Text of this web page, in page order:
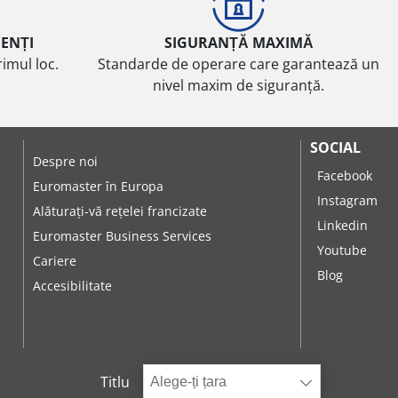
loc.
SIGURANȚĂ MAXIMĂ
Standarde de operare care garantează un
nivel maxim de siguranță.
Despre noi
Euromaster în Europa
Alăturați-vă rețelei francizate
Euromaster Business Services
Cariere
Accesibilitate
SOCIAL
Facebook
Instagram
Linkedin
Youtube
Blog
Titlu Alege-ți țara